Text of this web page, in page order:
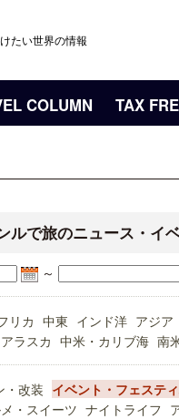
たい世界の情報
COLUMN TAX
ルで旅のニュース・イ
～
リカ 中東 インド洋 アジア
ラスカ 中米・カリブ海 南
・改装 イベント・フェステ
・スイーツ ナイトライフ